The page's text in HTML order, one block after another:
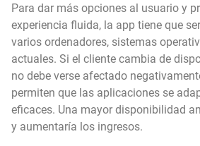
Para dar más opciones al usuario y
experiencia fluida, la app tiene que
varios ordenadores, sistemas
actuales. Si el cliente cambia de
no debe verse afectado
permiten que las aplicaciones se
eficaces. Una mayor disponibilidad
y aumentaría los ingresos.